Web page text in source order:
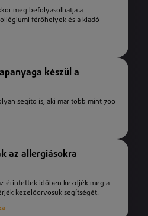
még befolyásolhatja a
férőhelyek és a kiadó
készül a
segítő is, aki már több mint 700
az allergiásokra
érintettek időben kezdjék meg a
kezelőorvosuk segítségét.